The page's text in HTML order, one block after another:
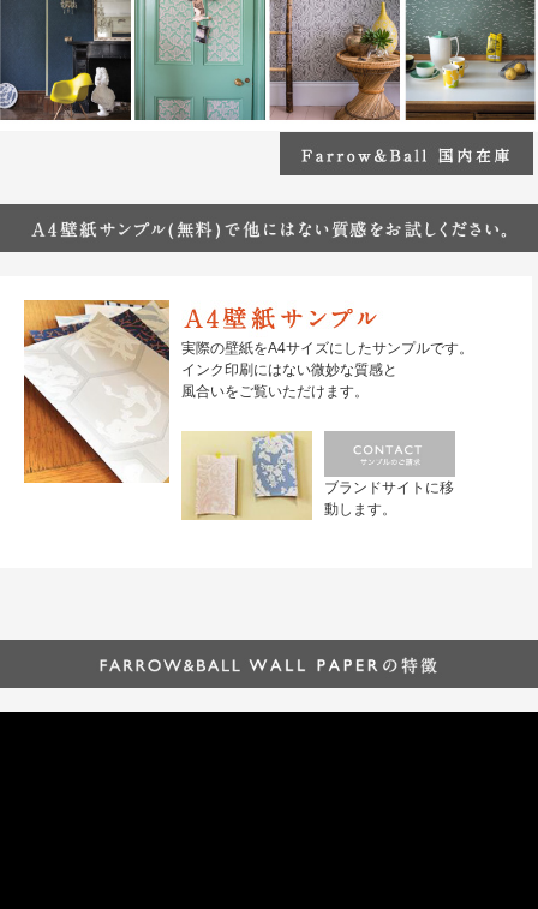
実際の壁紙をA4サイズにしたサンプルです。
インク印刷にはない微妙な質感と
風合いをご覧いただけます。
ブランドサイトに移
動します。